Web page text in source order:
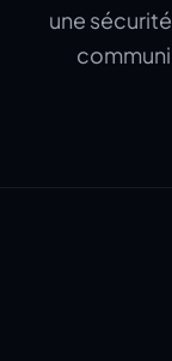
une